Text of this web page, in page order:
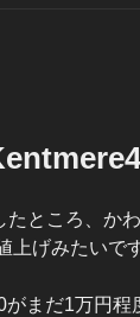
ところ、か
上げみたいです
まだ1万円